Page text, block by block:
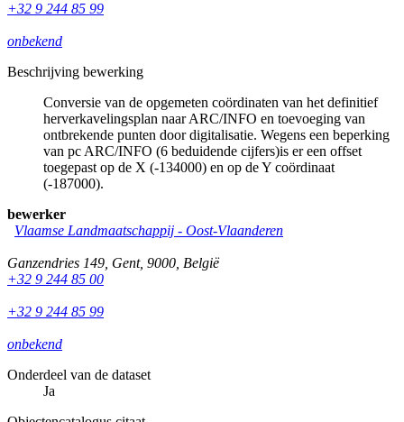
+32 9 244 85 99
onbekend
Beschrijving bewerking
Conversie van de opgemeten coördinaten van het definitief
herverkavelingsplan naar ARC/INFO en toevoeging van
ontbrekende punten door digitalisatie. Wegens een beperking
van pc ARC/INFO (6 beduidende cijfers)is er een offset
toegepast op de X (-134000) en op de Y coördinaat
(-187000).
bewerker
Vlaamse Landmaatschappij - Oost-Vlaanderen
Ganzendries 149 Gent, 9000 België
+32 9 244 85 00
+32 9 244 85 99
onbekend
Onderdeel van de dataset
Ja